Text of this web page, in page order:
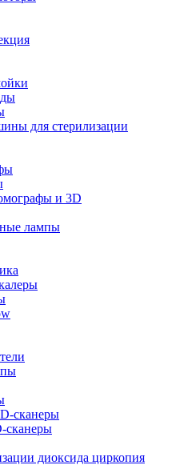
для стерилизации
и 3D
лампы
сканеры
сканеры
диоксида циркопия